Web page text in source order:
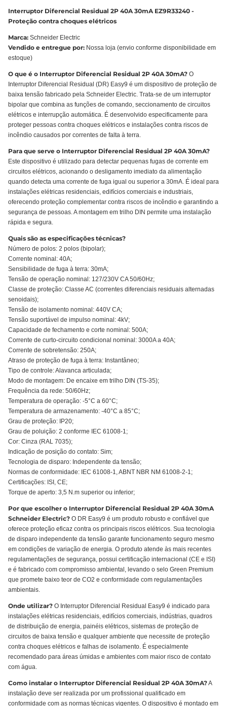
Interruptor Diferencial Residual 2P 40A 30mA EZ9R33240 -
Proteção contra choques elétricos
Marca: Schneider Electric
Vendido e entregue por: Nossa loja (envio conforme disponibilidade em
estoque)
O que é o Interruptor Diferencial Residual 2P 40A 30mA? O
Interruptor Diferencial Residual (DR) Easy9 é um dispositivo de proteção de
baixa tensão fabricado pela Schneider Electric. Trata-se de um interruptor
bipolar que combina as funções de comando, seccionamento de circuitos
elétricos e interrupção automática. É desenvolvido especificamente para
proteger pessoas contra choques elétricos e instalações contra riscos de
incêndio causados por correntes de falta à terra.
Para que serve o Interruptor Diferencial Residual 2P 40A 30mA?
Este dispositivo é utilizado para detectar pequenas fugas de corrente em
circuitos elétricos, acionando o desligamento imediato da alimentação
quando detecta uma corrente de fuga igual ou superior a 30mA. É ideal para
instalações elétricas residenciais, edifícios comerciais e industriais,
oferecendo proteção complementar contra riscos de incêndio e garantindo a
segurança de pessoas. A montagem em trilho DIN permite uma instalação
rápida e segura.
Quais são as especificações técnicas?
Número de polos: 2 polos (bipolar);
Corrente nominal: 40A;
Sensibilidade de fuga à terra: 30mA;
Tensão de operação nominal: 127/230V CA 50/60Hz;
Classe de proteção: Classe AC (correntes diferenciais residuais alternadas
senoidais);
Tensão de isolamento nominal: 440V CA;
Tensão suportável de impulso nominal: 4kV;
Capacidade de fechamento e corte nominal: 500A;
Corrente de curto-circuito condicional nominal: 3000A a 40A;
Corrente de sobretensão: 250A;
Atraso de proteção de fuga à terra: Instantâneo;
Tipo de controle: Alavanca articulada;
Modo de montagem: De encaixe em trilho DIN (TS-35);
Frequência da rede: 50/60Hz;
Temperatura de operação: -5°C a 60°C;
Temperatura de armazenamento: -40°C a 85°C;
Grau de proteção: IP20;
Grau de poluição: 2 conforme IEC 61008-1;
Cor: Cinza (RAL 7035);
Indicação de posição do contato: Sim;
Tecnologia de disparo: Independente da tensão;
Normas de conformidade: IEC 61008-1, ABNT NBR NM 61008-2-1;
Certificações: ISI, CE;
Torque de aperto: 3,5 N.m superior ou inferior;
Por que escolher o Interruptor Diferencial Residual 2P 40A 30mA
Schneider Electric? O DR Easy9 é um produto robusto e confiável que
oferece proteção eficaz contra os principais riscos elétricos. Sua tecnologia
de disparo independente da tensão garante funcionamento seguro mesmo
em condições de variação de energia. O produto atende às mais recentes
regulamentações de segurança, possui certificação internacional (CE e ISI)
e é fabricado com compromisso ambiental, levando o selo Green Premium
que promete baixo teor de CO2 e conformidade com regulamentações
ambientais.
Onde utilizar? O Interruptor Diferencial Residual Easy9 é indicado para
instalações elétricas residenciais, edifícios comerciais, indústrias, quadros
de distribuição de energia, painéis elétricos, sistemas de proteção de
circuitos de baixa tensão e qualquer ambiente que necessite de proteção
contra choques elétricos e falhas de isolamento. É especialmente
recomendado para áreas úmidas e ambientes com maior risco de contato
com água.
Como instalar o Interruptor Diferencial Residual 2P 40A 30mA?A
instalação deve ser realizada por um profissional qualificado em
conformidade com as normas técnicas vigentes. O dispositivo é montado em